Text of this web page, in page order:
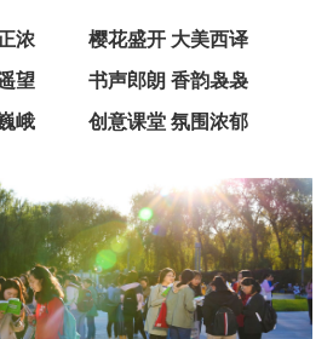
浓
樱花盛开 大美西译
望
书声郎朗 香韵袅袅
峨
创意课堂 氛围浓郁